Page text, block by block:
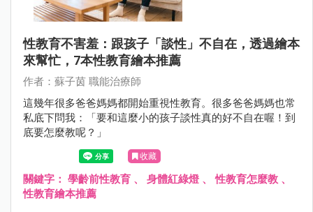
性教育不害羞：跟孩子「談性」不自在，透過繪本
來幫忙，7本性教育繪本推薦
作者：蘇子茵 職能治療師
這幾年很多爸爸媽媽都開始重視性教育。很多爸爸媽媽也常
私底下問我：「要和這麼小的孩子談性真的好不自在喔！到
底要怎麼教呢？」
收藏
關鍵字： 學齡前性教育 、 身體紅綠燈 、性教育怎麼教 、
性教育繪本推薦